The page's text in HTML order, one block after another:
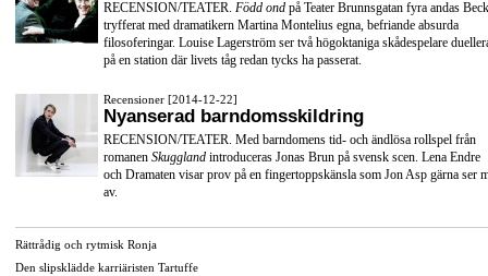
RECENSION/TEATER. Född ond på Teater Brunnsgatan fyra andas
tryfferat med dramatikern Martina Montelius egna, befriande absurda
filosoferingar. Louise Lagerström ser två högoktaniga skådespelare
på en station där livets tåg redan tycks ha passerat.
Recensioner [2014-12-22]
Nyanserad barndomsskildring
RECENSION/TEATER. Med barndomens tid- och ändlösa rollspel från
romanen Skuggland introduceras Jonas Brun på svensk scen. Lena Endre
och Dramaten visar prov på en fingertoppskänsla som Jon Asp gärna ser
av.
Rättrådig och rytmisk Ronja
Den slipsklädde karriäristen Tartuffe